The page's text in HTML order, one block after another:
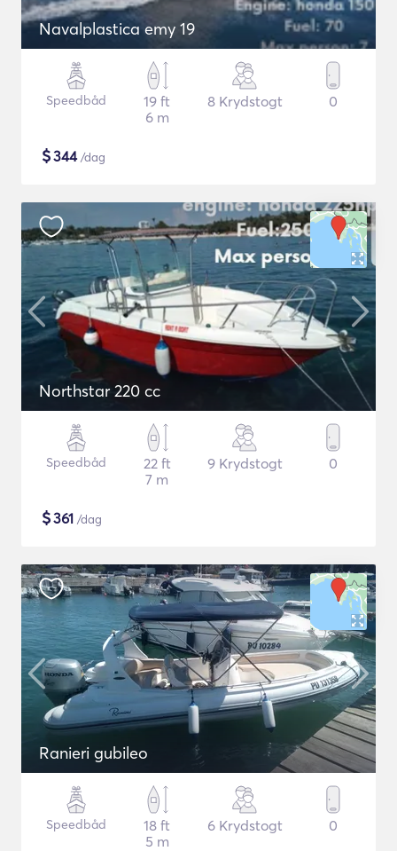
Navalplastica emy 19
Speedbåd
19 ft
6 m
8 Krydstogt 0
$344/dag
Northstar 220 cc
Speedbåd
22 ft
7 m
9 Krydstogt 0
$361 /dag
Ranieri gubileo
Speedbåd
18 ft
5 m
6 Krydstogt 0